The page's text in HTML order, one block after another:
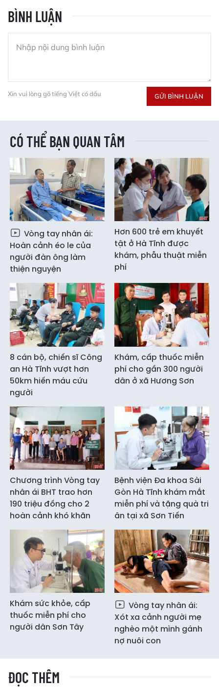
BÌNH LUẬN
Xin vui lòng gõ tiếng Việt có dấu GỬI BÌNH LUẬN
CÓ THỂ BẠN QUAN TÂM
Vòng tay nhân ái:
Hoàn cảnh éo le của
người đàn ông làm
thiện nguyện
Hơn 600 trẻ em khuyết
tật ở Hà Tĩnh được
khám, phẫu thuật miễn
phí
8 cán bộ, chiến sĩ Công
an Hà Tĩnh vượt hơn
50km hiến máu cứu
người
Khám, cấp thuốc miễn
phí cho gần 300 người
dân ở xã Hương Sơn
Chương trình Vòng tay
nhân ái BHT trao hơn
190 triệu đồng cho 2
hoàn cảnh khó khăn
Bệnh viện Đa khoa Sài
Gòn Hà Tĩnh khám mắt
miễn phí và tặng quà tri
ân tại xã Sơn Tiến
Khám sức khỏe, cấp
thuốc miễn phí cho
người dân Sơn Tây
Vòng tay nhân ái:
Xót xa cảnh người mẹ
nghèo một mình gánh
nợ nuôi con
ĐỌC THÊM